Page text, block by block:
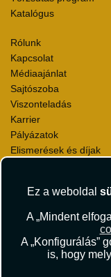
Ez a weboldal
A „Mindent
A „Konfigurálás”
is, hogy
Katalógus
Rólunk
Kapcsolat
Médiaajánlat
Sajtószoba
Viszonteladás
Karrier
Pályázatok
Elismerések és díjak
Utazási Csomag
Útlemondás-
Utasbiztosítás
Repülőjegy
Adatvédelem